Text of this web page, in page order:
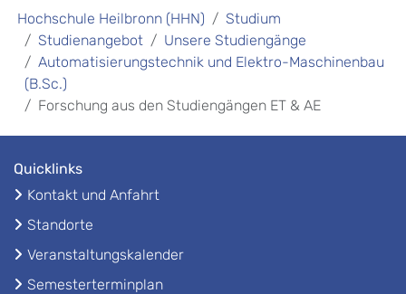
Hochschule Heilbronn (HHN)
Studium
Studienangebot
Unsere Studiengänge
Automatisierungstechnik und Elektro-Maschinenbau
(B.Sc.)
Forschung aus den Studiengängen ET & AE
Quicklinks
Kontakt und Anfahrt
Standorte
Veranstaltungskalender
Semesterterminplan